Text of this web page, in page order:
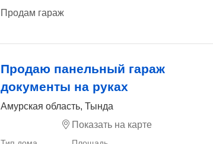
Продам гараж
Продаю панельный гараж
документы на руках
Амурская область, Тында
Показать на карте